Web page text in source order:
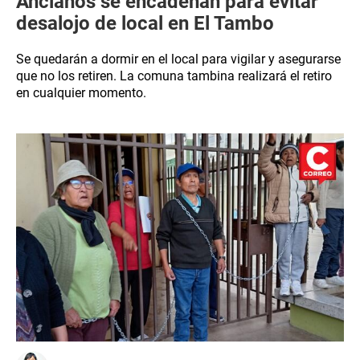
desalojo de local en El Tambo
Se quedarán a dormir en el local para vigilar y asegurarse
que no los retiren. La comuna tambina realizará el retiro
en cualquier momento.